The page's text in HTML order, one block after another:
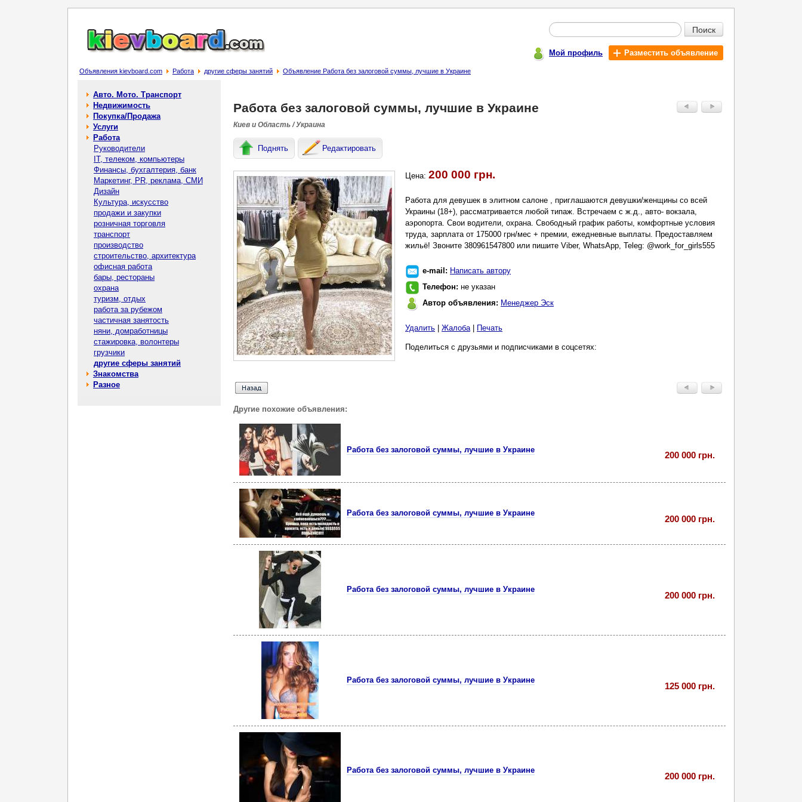
Поиск
Мой профиль Разместить объявление
Объявления kievboard.com Работа другие сферы занятий Объявление Работа без залоговой суммы, лучшие в Украине
Авто. Мото. Транспорт
Недвижимость
Покупка/Продажа
Услуги
Работа
Руководители
IT, телеком, компьютеры
Финансы, бухгалтерия, банк
Маркетинг, PR, реклама, СМИ
Дизайн
Культура, искусство
продажи и закупки
розничная торговля
транспорт
производство
строительство, архитектура
офисная работа
бары, рестораны
охрана
туризм, отдых
работа за рубежом
частичная занятость
няни, домработницы
стажировка, волонтеры
грузчики
другие сферы занятий
Знакомства
Разное
Работа без залоговой суммы, лучшие в Украине
Киев и Область / Украина
Поднять Редактировать
Цена: 200 000 грн.
Работа для девушек в элитном салоне , приглашаются девушки/женщины со всей
Украины (18+), рассматривается любой типаж. Встречаем с ж.д., авто- вокзала,
аэропорта. Свои водители, охрана. Свободный график работы, комфортные условия
труда, зарплата от 175000 грн/мес + премии, ежедневные выплаты. Предоставляем
жильё! Звоните 380961547800 или пишите Viber, WhatsApp, Teleg: @work_for_girls555
e-mail: Написать автору
Телефон: не указан
Автор объявления: Менеджер Эск
Удалить Жалоба| Печать
Поделиться с друзьями и подписчиками в соцсетях:
Другие похожие объявления:
Работа без залоговой суммы, лучшие в Украине
200 000 грн.
Работа без залоговой суммы, лучшие в Украине
200 000 грн.
Работа без залоговой суммы, лучшие в Украине
200 000 грн.
Работа без залоговой суммы, лучшие в Украине
125 000 грн.
Работа без залоговой суммы, лучшие в Украине
200 000 грн.